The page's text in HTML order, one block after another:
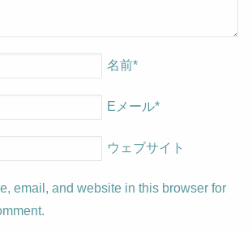
名前*
Eメール*
ウェブサイト
email, and website in this browser for